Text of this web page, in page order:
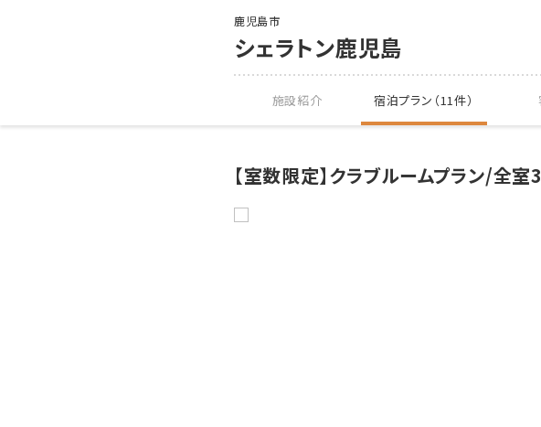
鹿児島市
シェラトン鹿児島
施設紹介 宿泊プラン（11件）
【室数限定】クラブルームプラン/全